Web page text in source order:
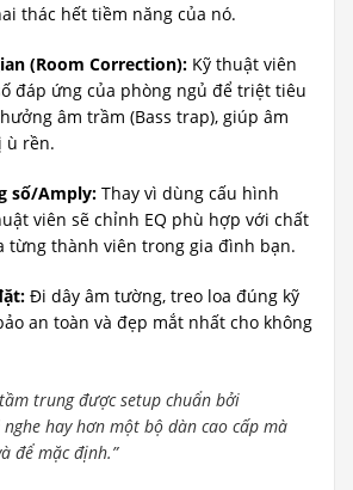
thác hết tiềm năng của nó.
(Room Correction):Kỹ thuật viên
đáp ứng của phòng ngủ để triệt tiêu
âm trầm (Bass trap), giúp âm
ù rền.
số/Amply:Thay vì dùng cấu hình
viên sẽ chỉnh EQ phù hợp với chất
từng thành viên trong gia đình bạn.
Đi dây âm tường, treo loa đúng kỹ
an toàn và đẹp mắt nhất cho không
trung được setup chuẩn bởi
nghe hay hơn một bộ dàn cao cấp mà
để mặc định.”